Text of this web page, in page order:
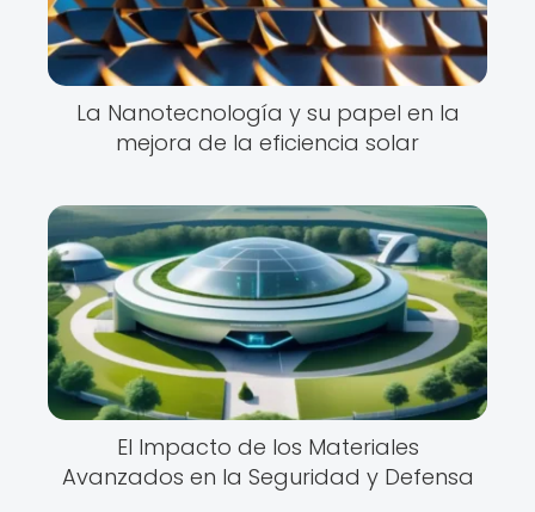
La Nanotecnología y su papel en la
mejora de la eficiencia solar
El Impacto de los Materiales
Avanzados en la Seguridad y Defensa